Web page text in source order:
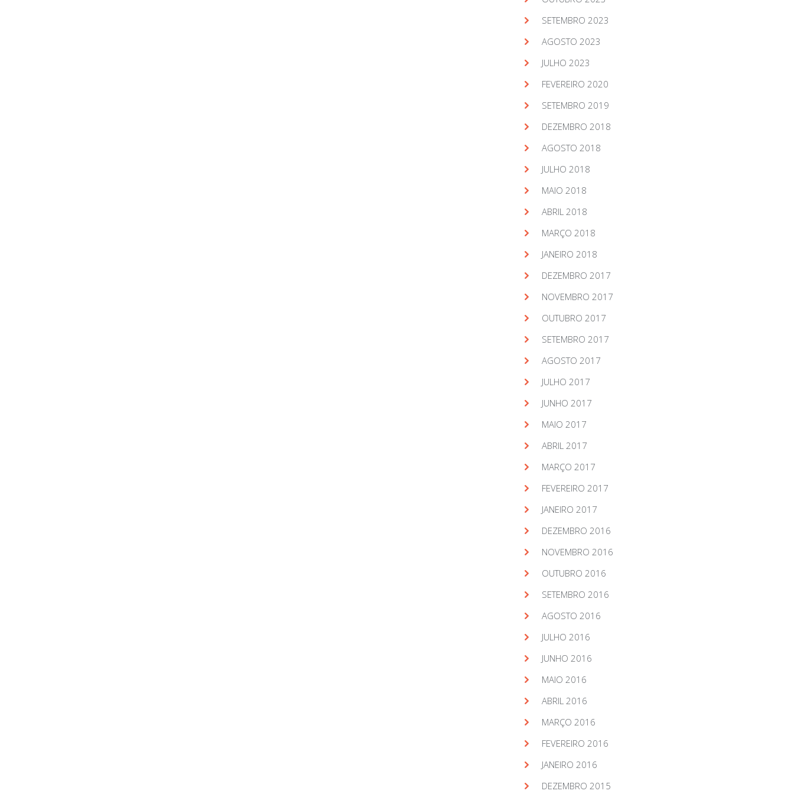
SETEMBRO 2023
AGOSTO 2023
JULHO 2023
FEVEREIRO 2020
SETEMBRO 2019
DEZEMBRO 2018
AGOSTO 2018
JULHO 2018
MAIO 2018
ABRIL 2018
MARÇO 2018
JANEIRO 2018
DEZEMBRO 2017
NOVEMBRO 2017
OUTUBRO 2017
SETEMBRO 2017
AGOSTO 2017
JULHO 2017
JUNHO 2017
MAIO 2017
ABRIL 2017
MARÇO 2017
FEVEREIRO 2017
JANEIRO 2017
DEZEMBRO 2016
NOVEMBRO 2016
OUTUBRO 2016
SETEMBRO 2016
AGOSTO 2016
JULHO 2016
JUNHO 2016
MAIO 2016
ABRIL 2016
MARÇO 2016
FEVEREIRO 2016
JANEIRO 2016
DEZEMBRO 2015